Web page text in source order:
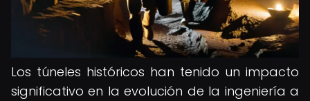
Los túneles históricos han tenido un impacto
significativo en la evolución de la ingeniería a